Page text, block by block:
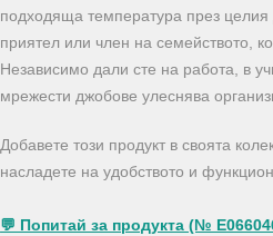
подходяща температура през
приятел или член на семейството,
Независимо дали сте на работа, в
мрежести джобове улеснява
Добавете този продукт в своята
насладете на удобството и
💬 Попитай за продукта (№